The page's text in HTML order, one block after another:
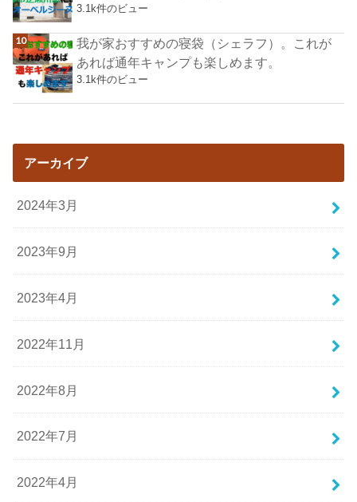
3.1k件のビュー
我が家おすすめの寝袋（シェラフ）。これが
あれば通年キャンプも楽しめます。
3.1k件のビュー
アーカイブ
2024年3月
2023年9月
2023年4月
2022年11月
2022年8月
2022年7月
2022年4月